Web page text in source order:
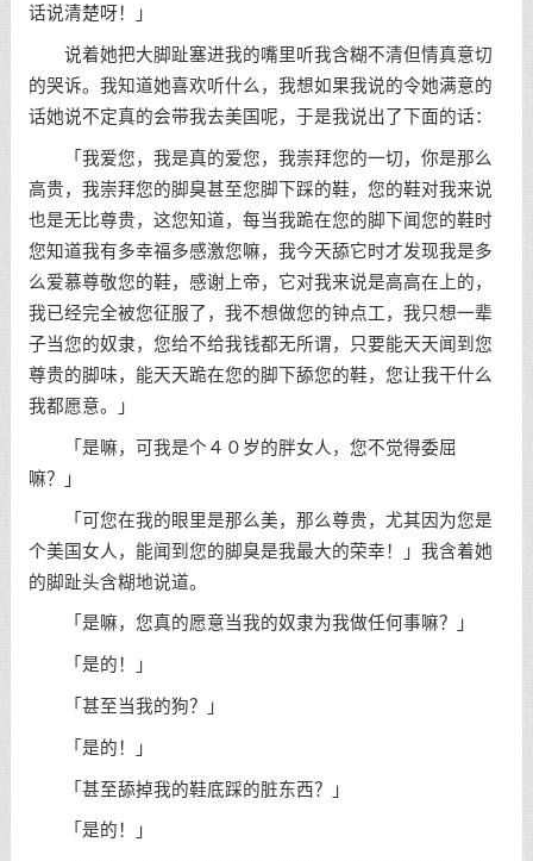
话说清楚呀！」
说着她把大脚趾塞进我的嘴里听我含糊不清但情真意切
的哭诉。我知道她喜欢听什么，我想如果我说的令她满意的
话她说不定真的会带我去美国呢，于是我说出了下面的话：
「我爱您，我是真的爱您，我崇拜您的一切，你是那么
高贵，我崇拜您的脚臭甚至您脚下踩的鞋，您的鞋对我来说
也是无比尊贵，这您知道，每当我跪在您的脚下闻您的鞋时
您知道我有多幸福多感激您嘛，我今天舔它时才发现我是多
么爱慕尊敬您的鞋，感谢上帝，它对我来说是高高在上的，
我已经完全被您征服了，我不想做您的钟点工，我只想一辈
子当您的奴隶，您给不给我钱都无所谓，只要能天天闻到您
尊贵的脚味，能天天跪在您的脚下舔您的鞋，您让我干什么
我都愿意。」
「是嘛，可我是个４０岁的胖女人，您不觉得委屈
嘛？」
「可您在我的眼里是那么美，那么尊贵，尤其因为您是
个美国女人，能闻到您的脚臭是我最大的荣幸！」我含着她
的脚趾头含糊地说道。
「是嘛，您真的愿意当我的奴隶为我做任何事嘛？」
「是的！」
「甚至当我的狗？」
「是的！」
「甚至舔掉我的鞋底踩的脏东西？」
「是的！」